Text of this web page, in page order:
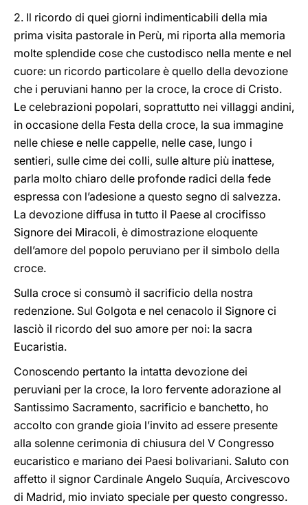
2. Il ricordo di quei giorni indimenticabili della mia
prima visita pastorale in Perù, mi riporta alla memoria
molte splendide cose che custodisco nella mente e nel
cuore: un ricordo particolare è quello della devozione
che i peruviani hanno per la croce, la croce di Cristo.
Le celebrazioni popolari, soprattutto nei villaggi andini,
in occasione della Festa della croce, la sua immagine
nelle chiese e nelle cappelle, nelle case, lungo i
sentieri, sulle cime dei colli, sulle alture più inattese,
parla molto chiaro delle profonde radici della fede
espressa con l’adesione a questo segno di salvezza.
La devozione diffusa in tutto il Paese al crocifisso
Signore dei Miracoli, è dimostrazione eloquente
dell’amore del popolo peruviano per il simbolo della
croce.
Sulla croce si consumò il sacrificio della nostra
redenzione. Sul Golgota e nel cenacolo il Signore ci
lasciò il ricordo del suo amore per noi: la sacra
Eucaristia.
Conoscendo pertanto la intatta devozione dei
peruviani per la croce, la loro fervente adorazione al
Santissimo Sacramento, sacrificio e banchetto, ho
accolto con grande gioia l’invito ad essere presente
alla solenne cerimonia di chiusura del V Congresso
eucaristico e mariano dei Paesi bolivariani. Saluto con
affetto il signor Cardinale Angelo Suquía, Arcivescovo
di Madrid, mio inviato speciale per questo congresso.